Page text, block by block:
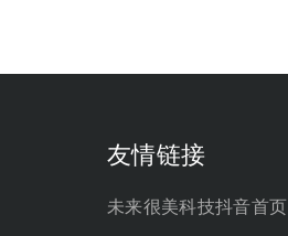
友情链接
未来很美科技抖音首页